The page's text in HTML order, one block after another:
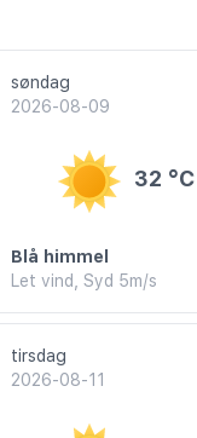
søndag
2026-08-09
32 °C
Blå himmel
Let vind, Syd 5m/s
tirsdag
2026-08-11